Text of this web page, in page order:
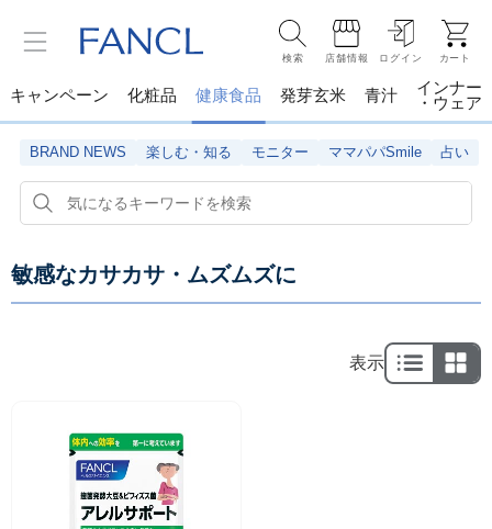
検索 店舗情報 ログイン カート
キャンペーン 化粧品 健康食品 発芽玄米 青汁
インナー
・ウェア
BRAND NEWS 楽しむ・知る モニター ママパパSmile 占い
敏感なカサカサ・ムズムズに
表示